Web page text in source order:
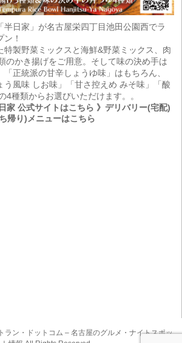
半日家」が名古屋栄四丁目池田公園西でラ
！
特製野菜ミックスと海鮮&野菜ミックス、肉
のかき揚げをご用意。そして味の決め手は
「正統派の甘辛しょうゆ味」はもちろん、
う風味 しお味」「甘さ控えめ みそ味」「酸
4種類からお選びいただけます。。
家 公式サイトはこちら 》デリバリー(宅配)
帰り)メニューはこちら
ラン・ドットコム – 名古屋のグルメ・ナイトスポッ